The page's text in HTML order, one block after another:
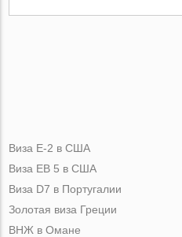
Виза Е-2 в США
Виза ЕВ 5 в США
Виза D7 в Португалии
Золотая виза Греции
ВНЖ в Омане